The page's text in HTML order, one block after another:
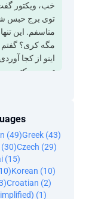
‫خب، ویکتور
‫توی برج حبس
‫متاسفم. این
‫مگه کری؟
‫اینو از کجا
‫تو پدر ویکتوری
‫ولی یه شهر
‫فقط باید
‫ویکتور؟
‫نمی‌دونستم
‫پسر سفیدپوش
بگه
(49)Greek (43)
Czech (29)
(15)
Korean (10)
Croatian (2)
(1)